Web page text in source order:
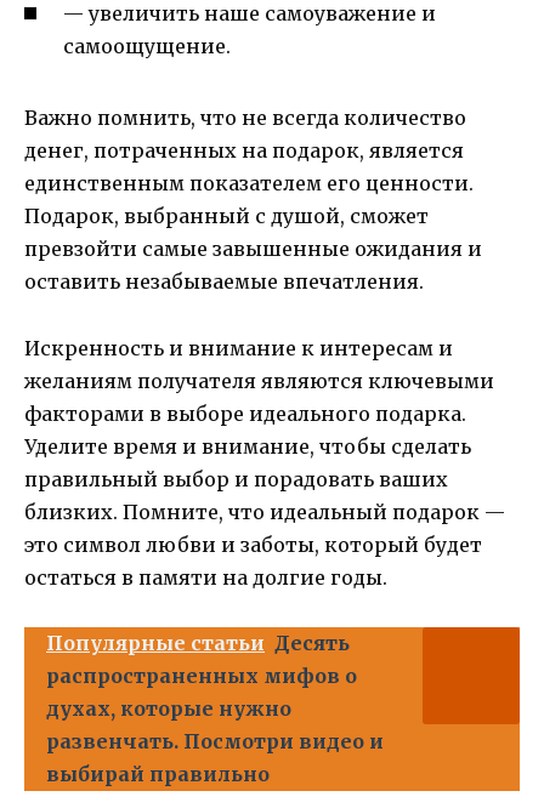
— увеличить наше самоуважение и
самоощущение.
Важно помнить, что не всегда количество
денег, потраченных на подарок, является
единственным показателем его ценности.
Подарок, выбранный с душой, сможет
превзойти самые завышенные ожидания и
оставить незабываемые впечатления.
Искренность и внимание к интересам и
желаниям получателя являются ключевыми
факторами в выборе идеального подарка.
Уделите время и внимание, чтобы сделать
правильный выбор и порадовать ваших
близких. Помните, что идеальный подарок —
это символ любви и заботы, который будет
остаться в памяти на долгие годы.
Популярные статьи Десять
распространенных мифов о
духах, которые нужно
развенчать. Посмотри видео и
выбирай правильно